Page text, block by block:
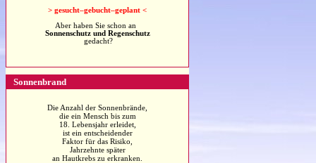
> gesucht–gebucht–geplant <
Aber haben Sie schon an
Sonnenschutz und Regenschutz
gedacht?
Sonnenbrand
Die Anzahl der Sonnenbrände,
die ein Mensch bis zum
18. Lebensjahr erleidet,
ist ein entscheidender
Faktor für das Risiko,
Jahrzehnte später
an Hautkrebs zu erkranken.